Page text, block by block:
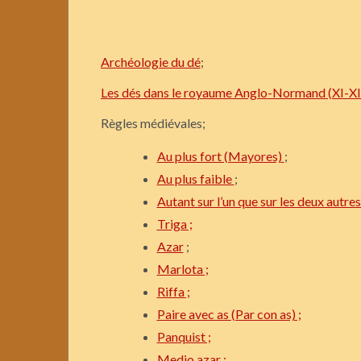
Archéologie du dé;
Les dés dans le royaume Anglo-Normand (XI-
Règles médiévales;
Au plus fort (Mayores) ;
Au plus faible ;
Autant sur l’un que sur les deux
Triga ;
Azar;
Marlota ;
Riffa ;
Paire avec as (Par con as) ;
Panquist ;